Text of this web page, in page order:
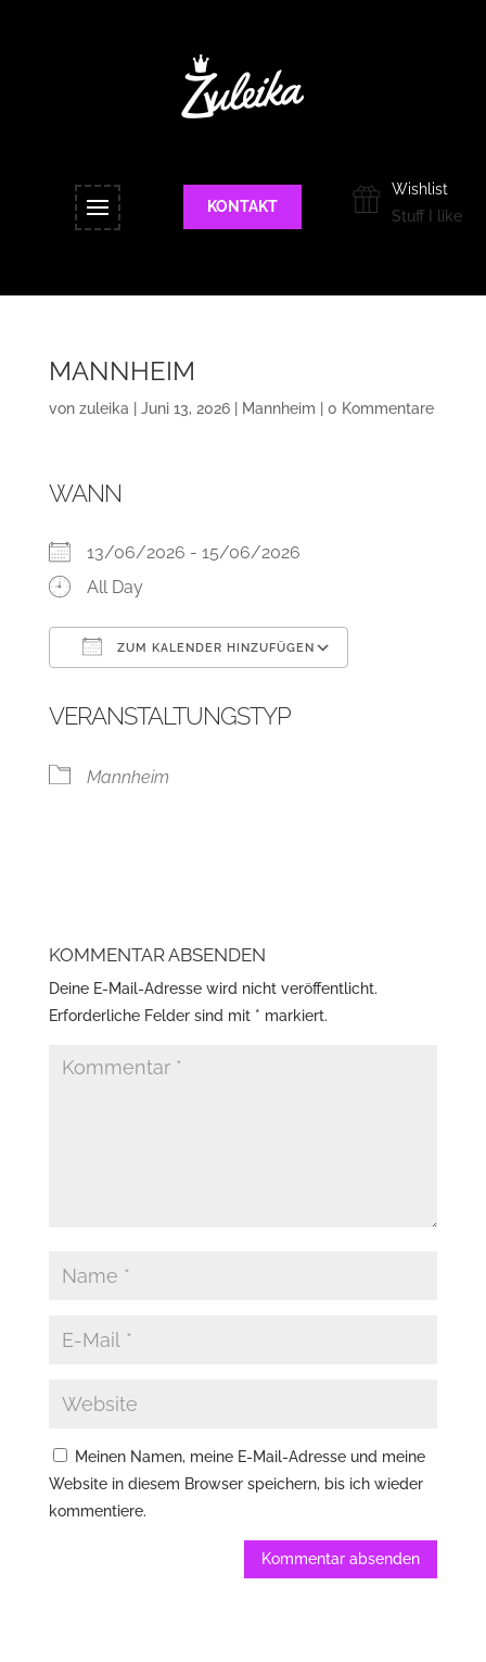
KONTAKT
Wishlist
Stuff I like
MANNHEIM
von zuleika Juni 13, 2026| Mannheim 0 Kommentare
WANN
13/06/2026 - 15/06/2026
All Day
ZUM KALENDER HINZUFÜGEN
VERANSTALTUNGSTYP
Mannheim
KOMMENTAR ABSENDEN
Deine E-Mail-Adresse wird nicht veröffentlicht.
Erforderliche Felder sind mit * markiert.
Meinen Namen, meine E-Mail-Adresse und meine
Website in diesem Browser speichern, bis ich wieder
kommentiere.